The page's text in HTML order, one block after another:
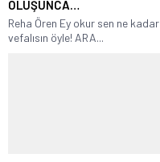
OLUŞUNCA…
Reha Ören Ey okur sen ne kadar
vefalısın öyle! ARA...